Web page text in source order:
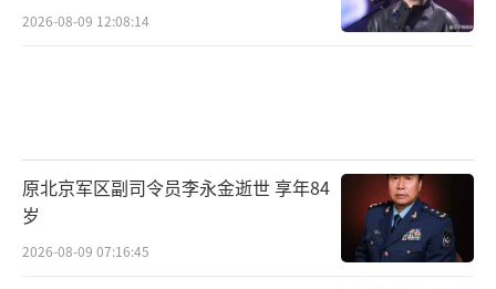
2026-08-09 12:08:14
原北京军区副司令员李永金逝世 享年84
岁
2026-08-09 07:16:45